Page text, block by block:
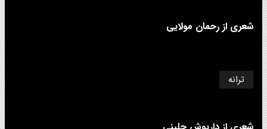
شعری از رحمان مولایی
ترانه